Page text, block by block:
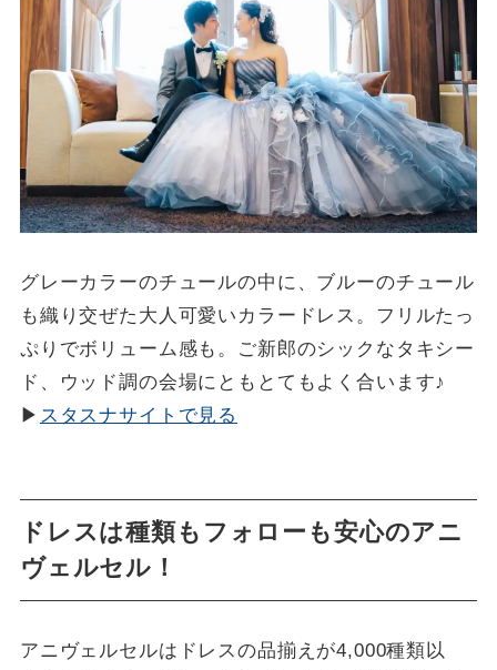
グレーカラーのチュールの中に、ブルーのチュール
も織り交ぜた大人可愛いカラードレス。フリルたっ
ぷりでボリューム感も。ご新郎のシックなタキシー
ド、ウッド調の会場にともとてもよく合います♪
▶ スタスナサイトで見る
ドレスは種類もフォローも安心のアニ
ヴェルセル！
アニヴェルセルはドレスの品揃えが4,000種類以